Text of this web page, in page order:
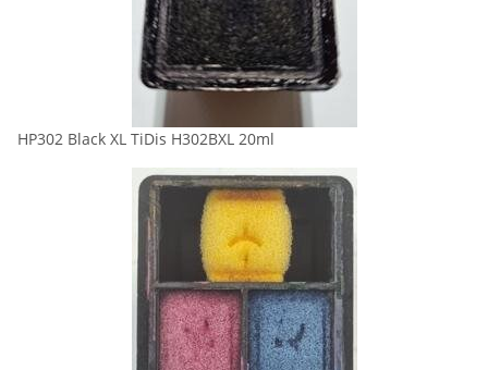
HP302 Black XL TiDis H302BXL 20ml